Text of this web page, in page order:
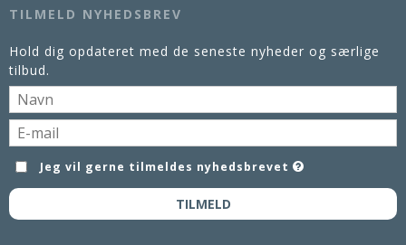
TILMELD NYHEDSBREV
Hold dig opdateret med de seneste nyheder og særlige
tilbud.
Jeg vil gerne tilmeldes nyhedsbrevet
TILMELD